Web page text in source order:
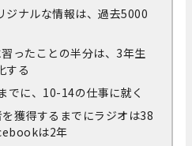
ジナルな情報は、過去5000
ったことの半分は、3年生
する
でに、10-14の仕事に就く
獲得するまでにラジオは38
は2年